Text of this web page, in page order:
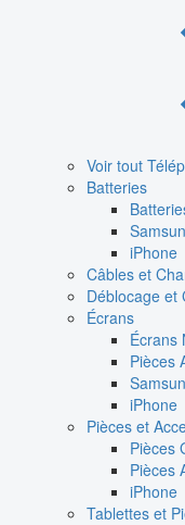
Voir tout
Batteries
iPhone
Câbles et
Déblocage et
Écrans
Écrans
Pièces
iPhone
Pièces et
Pièces
Pièces
iPhone
Tablettes et